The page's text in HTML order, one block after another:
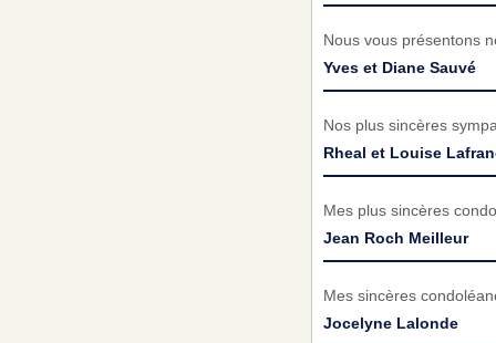
Nous vous présentons
Yves et Diane Sauvé
Nos plus sincères
Rheal et Louise
Mes plus sincères
Jean Roch Meilleur
Mes sincères
Jocelyne Lalonde